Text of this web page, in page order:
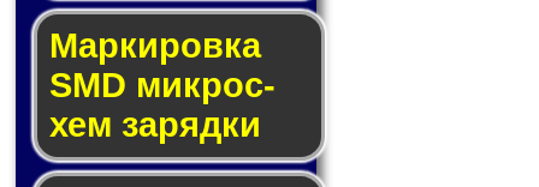
Маркировка
SMD мик­рос­
хем за­ряд­ки